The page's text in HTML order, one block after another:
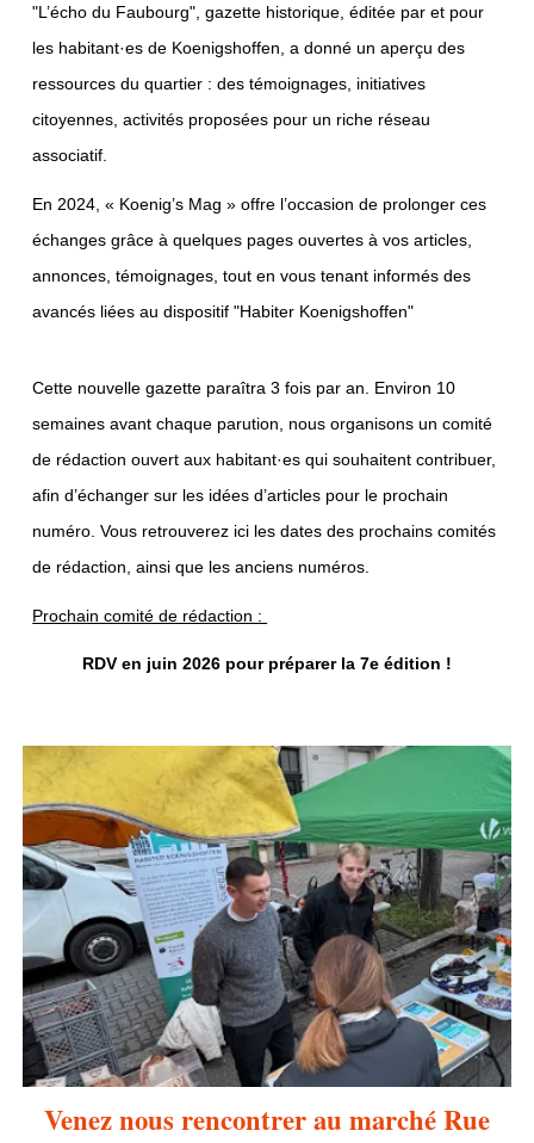
"L’écho du Faubourg", gazette historique, éditée par et pour
les habitant·es de Koenigshoffen, a donné un aperçu des
ressources du quartier : des témoignages, initiatives
citoyennes, activités proposées pour un riche réseau
associatif.
En 2024, « Koenig’s Mag » offre l’occasion de prolonger ces
échanges grâce à quelques pages ouvertes à vos articles,
annonces, témoignages, tout en vous tenant informés des
avancés liées au dispositif "Habiter Koenigshoffen"
Cette nouvelle gazette paraîtra 3 fois par an. Environ 10
semaines avant chaque parution, nous organisons un comité
de rédaction ouvert aux habitant·es qui souhaitent contribuer,
afin d’échanger sur les idées d’articles pour le prochain
numéro. Vous retrouverez ici les dates des prochains comités
de rédaction, ainsi que les anciens numéros.
Prochain comité de rédaction :
RDV en juin 2026 pour préparer la 7e édition !
Venez nous rencontrer au marché Rue